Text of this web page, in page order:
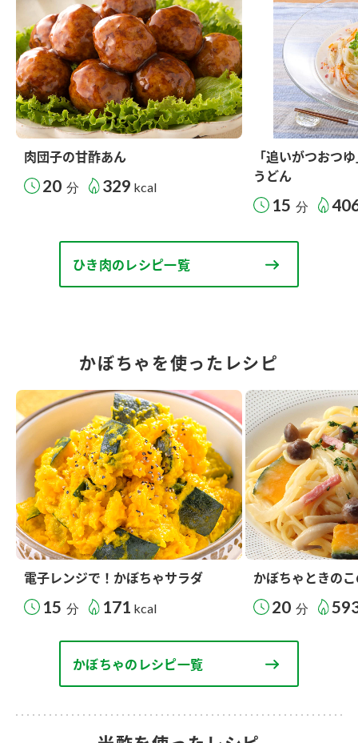
肉団子の甘酢あん
20 分 329 kcal
「追いがつおつ
うどん
15 分
ひき肉のレシピ一覧
かぼちゃを使ったレシピ
電子レンジで！かぼちゃサラダ
15 分 171 kcal
かぼちゃときの
20 分
かぼちゃのレシピ一覧